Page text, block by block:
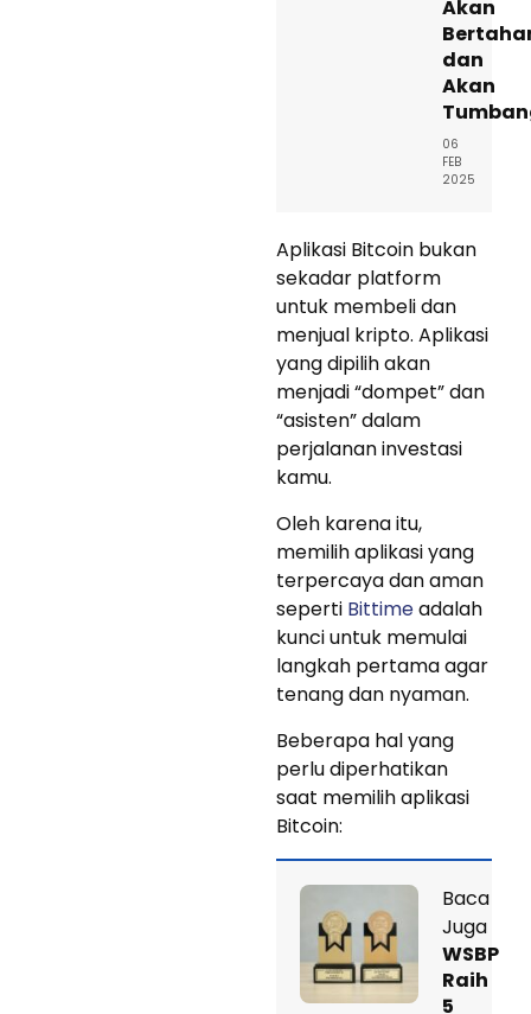
Akan
dan
Akan
06
FEB
2025
Aplikasi Bitcoin bukan
sekadar platform
untuk membeli dan
menjual kripto. Aplikasi
yang dipilih akan
menjadi “dompet” dan
“asisten” dalam
perjalanan investasi
kamu.
Oleh karena itu,
memilih aplikasi yang
terpercaya dan aman
seperti Bittimeadalah
kunci untuk memulai
langkah pertama agar
tenang dan nyaman.
Beberapa hal yang
perlu diperhatikan
saat memilih aplikasi
Bitcoin:
Baca
Juga
WSBP
Raih
5